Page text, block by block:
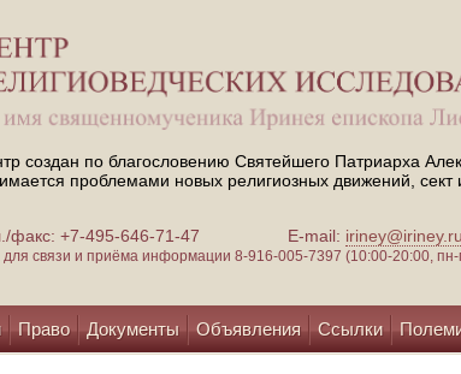
создан по благословению Святейшего Патриарха
проблемами новых религиозных движений, сект
факс: +7-495-646-71-47 E-mail: iriney@iriney.ru
для связи и приёма информации 8-916-005-7397 (10:00-20:00, пн-
Право Документы Объявления Ссылки